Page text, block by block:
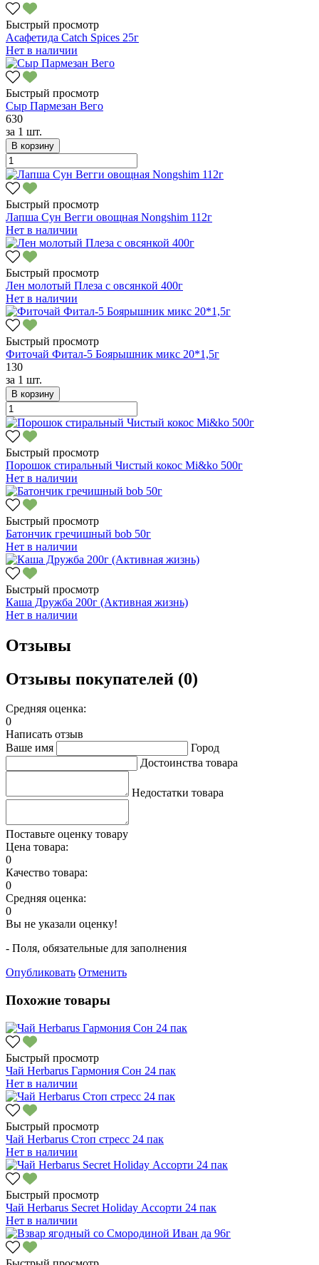
Быстрый просмотр
Асафетида Catch Spices 25г
Нет в наличии
Быстрый просмотр
Сыр Пармезан Вего
630
за 1 шт.
В корзину
Быстрый просмотр
Лапша Сун Вегги овощная Nongshim 112г
Нет в наличии
Быстрый просмотр
Лен молотый Плеза с овсянкой 400г
Нет в наличии
Быстрый просмотр
Фиточай Фитал-5 Боярышник микс 20*1,5г
130
за 1 шт.
В корзину
Быстрый просмотр
Порошок стиральный Чистый кокос Mi&ko 500г
Нет в наличии
Быстрый просмотр
Батончик гречишный bob 50г
Нет в наличии
Быстрый просмотр
Каша Дружба 200г (Активная жизнь)
Нет в наличии
Отзывы
Отзывы покупателей (0)
Средняя оценка:
0
Написать отзыв
Ваше имя
Город
Достоинства товара
Недостатки товара
Поставьте оценку товару
Цена товара:
0
Качество товара:
0
Средняя оценка:
0
Вы не указали оценку!
- Поля, обязательные для заполнения
Опубликовать Отменить
Похожие товары
Быстрый просмотр
Чай Herbarus Гармония Сон 24 пак
Нет в наличии
Быстрый просмотр
Чай Herbarus Стоп стресс 24 пак
Нет в наличии
Быстрый просмотр
Чай Herbarus Secret Holiday Ассорти 24 пак
Нет в наличии